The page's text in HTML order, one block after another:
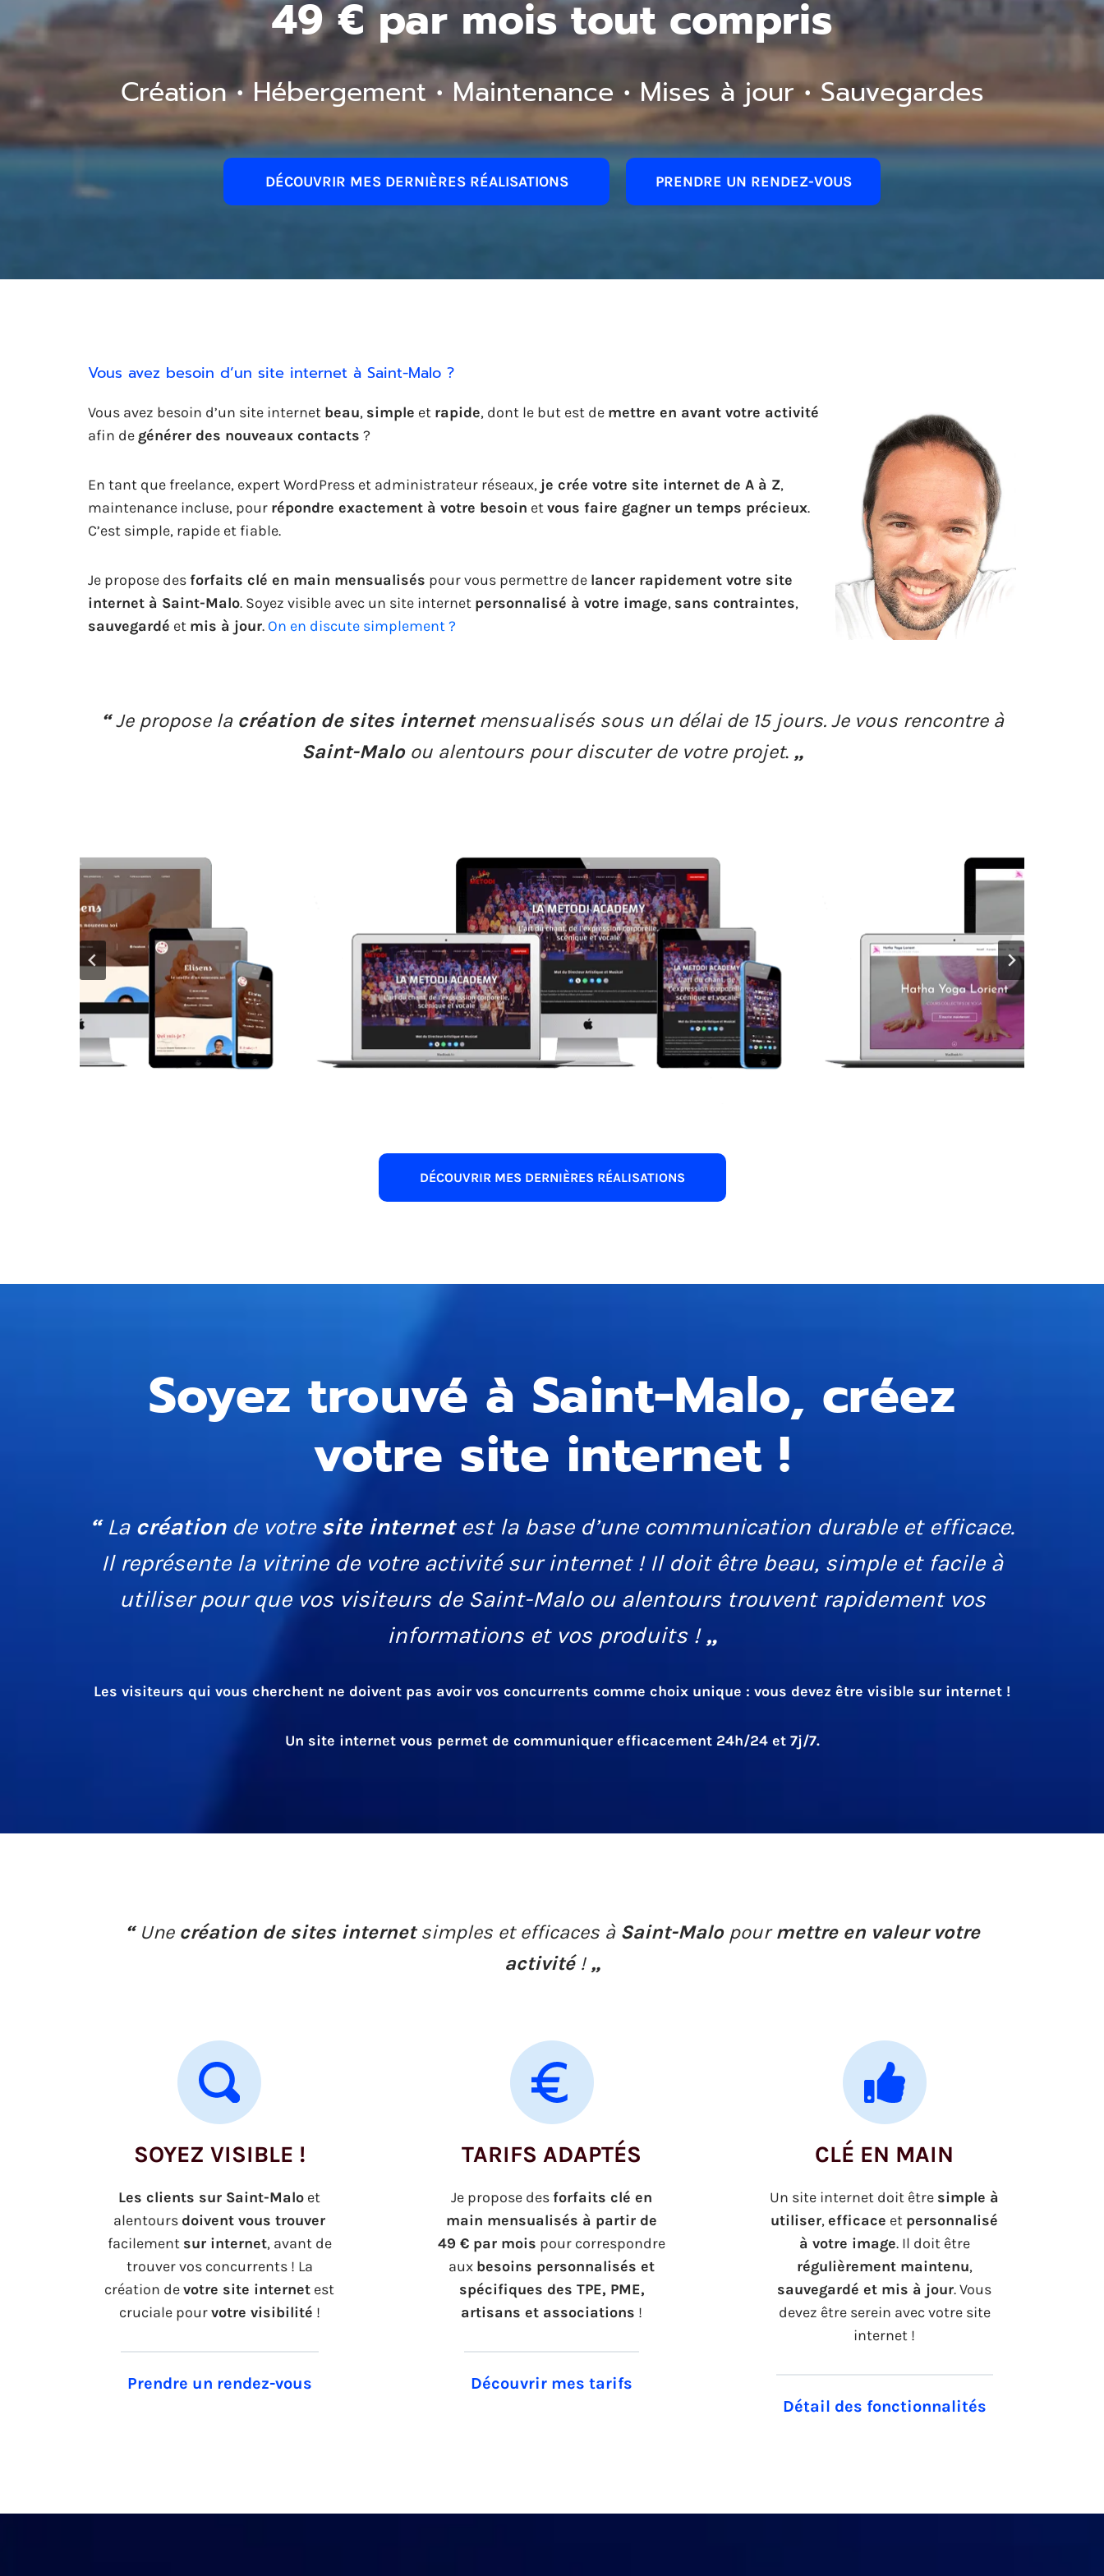
49 € par mois tout compris
Création • Hébergement • Maintenance • Mises à jour • Sauvegardes
DÉCOUVRIR MES DERNIÈRES RÉALISATIONS PRENDRE UN RENDEZ-VOUS
Vous avez besoin d’un site internet à Saint-Malo ?
Vous avez besoin d’un site internet beau, simple et rapide, dont le but est de mettre en avant votre activité
afin de générer des nouveaux contacts ?
En tant que freelance, expert WordPress et administrateur réseaux, je crée votre site internet de A à Z,
maintenance incluse, pour répondre exactement à votre besoin etvous faire gagner un temps précieux.
C’est simple, rapide et fiable.
Je propose des forfaits clé en main mensualisés pour vous permettre de lancer rapidement votre site
internet à Saint-Malo. Soyez visible avec un site internet personnalisé à votre image, sans contraintes,
sauvegardé et mis à jour. On en discute simplement ?
“ Je propose la création de sites internetmensualisés sous un délai de 15 jours. Je vous rencontre à
Saint-Maloou alentours pour discuter de votre projet. „
DÉCOUVRIR MES DERNIÈRES RÉALISATIONS
Soyez trouvé à Saint-Malo, créez
votre site internet !
“La créationde votre site internetest la base d’une communication durable et efficace.
Il représente la vitrine de votre activité sur internet ! Il doit être beau, simple et facile à
utiliser pour que vos visiteurs de Saint-Malo ou alentours trouvent rapidement vos
informations et vos produits ! „
Les visiteurs qui vous cherchent ne doivent pas avoir vos concurrents comme choix unique : vous devez être visible sur internet !
Un site internet vous permet de communiquer efficacement 24h/24 et 7j/7.
“Une création de sites internetsimples et efficaces à Saint-Malopourmettre en valeur votre
activité! „
SOYEZ VISIBLE !
Les clients sur Saint-Malo et
alentours doivent vous trouver
facilement sur internet, avant de
trouver vos concurrents ! La
création devotre site internet est
cruciale pourvotre visibilité !
Prendre un rendez-vous
TARIFS ADAPTÉS
Je propose des forfaits clé en
main mensualisés à partir de
49 € par mois pour correspondre
aux besoins personnalisés et
spécifiques des TPE, PME,
artisans et associations !
Découvrir mes tarifs
CLÉ EN MAIN
Un site internet doit être simple à
utiliser,efficace et personnalisé
à votre image. Il doit être
régulièrement maintenu,
sauvegardé et mis à jour. Vous
devez être serein avec votre site
internet !
Détail des fonctionnalités